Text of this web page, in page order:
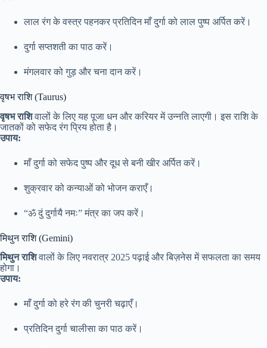
लाल रंग के वस्त्र पहनकर प्रतिदिन माँ दुर्गा को लाल पुष्प अर्पित करें।
दुर्गा सप्तशती का पाठ करें।
मंगलवार को गुड़ और चना दान करें।
वृषभ राशि (Taurus)
वृषभ राशिवालों के लिए यह पूजा धन और करियर में उन्नति लाएगी। इस राशि के
जातकों को सफेद रंग प्रिय होता है।
उपाय:
माँ दुर्गा को सफेद पुष्प और दूध से बनी खीर अर्पित करें।
शुक्रवार को कन्याओं को भोजन कराएँ।
“ॐ दुं दुर्गायै नमः” मंत्र का जप करें।
मिथुन राशि (Gemini)
मिथुन राशिवालों के लिए नवरात्र 2025 पढ़ाई और बिज़नेस में सफलता का समय
होगा।
उपाय:
माँ दुर्गा को हरे रंग की चुनरी चढ़ाएँ।
प्रतिदिन दुर्गा चालीसा का पाठ करें।